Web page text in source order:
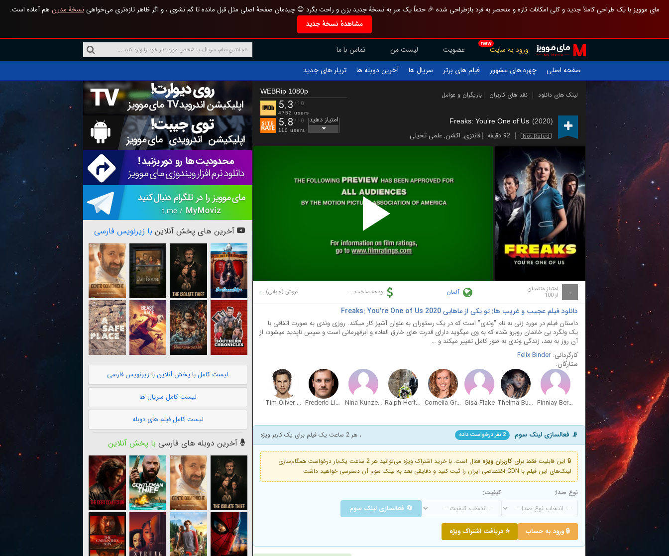
مای موویز با یک طراحی کاملاً جدید و کلی امکانات تازه و منحصر به فرد بازطراحی شده 🎉 حتماً یک سر به نسخهٔ جدید بزن و راحت بگرد 😊 چیدمان صفحهٔ اصلی مثل قبل مانده تا گم نشوی ، و اگر ظاهر تازه‌تری می‌خواهینسخهٔ مدرن هم آماده است.
مشاهدهٔ نسخهٔ جدید
new
ورود به سایت عضویت لیست من
تماس با ما
صفحه اصلی
چهره های مشهور فیلم های برتر سریال ها آخرین دوبله ها تریلر های جدید
لینک های دانلود نقد های کاربران بازیگران و عوامل
Freaks: You're One of Us (2020)
Not Rated 92 دقیقه فانتزی, اکشن,علمی تخیلی
WEBRip 1080p
5.3 /10
4752 users
5.8 /10
110 users
امتیاز دهید
Play
Video
- امتیاز منتقدان
از 100 آلمان بودجه ساخت: - فروش (جهانی): -
دانلود فیلم عجیب و غریب ها: تو یکی از ماهایی Freaks: You're One of Us 2020
داستان فیلم در مورد زنی به نام "وندی" است که در یک رستوران به عنوان آشپز کار میکند. روزی وندی به صورت اتفاقی با
یک ولگرد بی خانمان روبرو شده که به وی میگوید دارای قدرت های خارق العاده و ابرقهرمانی است و سپس ناپدید میشود؛ از
آن روز به بعد، زندگی وندی به طور کامل تغییر میکند و …
کارگردانی: Felix Binder
ستارگان:
Finnlay Berger
Thelma Buabeng
Gisa Flake
Cornelia Gröschel
Ralph Herforth
Nina Kunzendorf
Frederic Linkemann
Tim Oliver Schultz
📡 فعالسازی لینک سوم 2 نفر درخواست داده ، هر 2 ساعت یک فیلم برای یک کاربر ویژه
🔒 این قابلیت فقط برای کاربران ویژه
فعال است. با خرید اشتراک ویژه می‌توانید هر 2 ساعت یک‌بار درخواست همگام‌سازی
لینک‌های این فیلم با CDN اختصاصی ایران را ثبت کنید و دقایقی بعد به لینک سوم آن دسترسی خواهید داشت
نوع صدا: کیفیت:
🔄 فعالسازی لینک سوم
🔒 ورود به حساب ⭐ دریافت اشتراک ویژه
آخرین های پخش آنلاین با زیرنویس فارسی
لیست کامل با پخش آنلاین با زیرنویس فارسی
لیست کامل سریال ها
لیست کامل فیلم های دوبله
آخرین دوبله های فارسی با پخش آنلاین